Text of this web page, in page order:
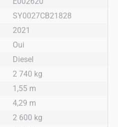
SY0027CB21828
2021
Oui
Diesel
2 740 kg
1,55 m
4,29 m
2 600 kg